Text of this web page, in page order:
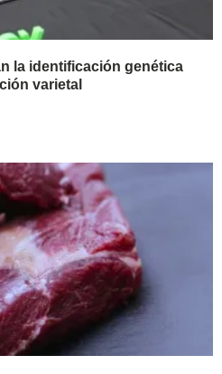
la identificación genética
varietal